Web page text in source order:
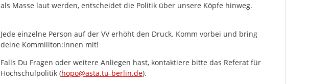
als Masse laut werden, entscheidet die Politik über unsere Köpfe hinweg.
Jede einzelne Person auf der VV erhöht den Druck. Komm vorbei und bring
deine Kommiliton:innen mit!
Falls Du Fragen oder weitere Anliegen hast, kontaktiere bitte das Referat für
Hochschulpolitik (hopo@asta.tu-berlin.de).